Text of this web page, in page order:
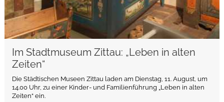
Im Stadtmuseum Zittau: „Leben in alten
Zeiten“
Die Städtischen Museen Zittau laden am Dienstag, 11. August, um
14.00 Uhr, zu einer Kinder- und Familienführung „Leben in alten
Zeiten“ ein.